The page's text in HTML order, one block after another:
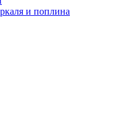
и поплина